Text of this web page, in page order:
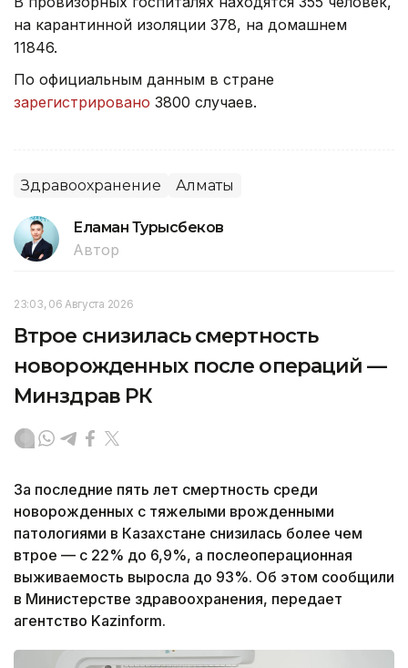
на карантинной изоляции 378, на домашнем
11846.
По официальным данным в стране
зарегистрировано 3800 случаев.
Здравоохранение Алматы
Еламан Турысбеков
Автор
23:03, 06 Августа 2026
Втрое снизилась смертность
новорожденных после операций —
Минздрав РК
За последние пять лет смертность среди
новорожденных с тяжелыми врожденными
патологиями в Казахстане снизилась более чем
втрое — с 22% до 6,9%, а послеоперационная
выживаемость выросла до 93%. Об этом сообщили
в Министерстве здравоохранения, передает
агентство Kazinform.